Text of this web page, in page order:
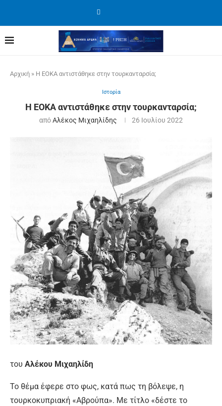
Αρχική » Η ΕΟΚΑ αντιστάθηκε στην τουρκανταρσία;
Ιστορία
Η ΕΟΚΑ αντιστάθηκε στην τουρκανταρσία;
απόΑλέκος Μιχαηλίδης 26 Ιουλίου 2022
του Αλέκου Μιχαηλίδη
Το θέμα έφερε στο φως, κατά πως τη βόλεψε, η
τουρκοκυπριακή «Αβρούπα». Με τίτλο «δέστε το